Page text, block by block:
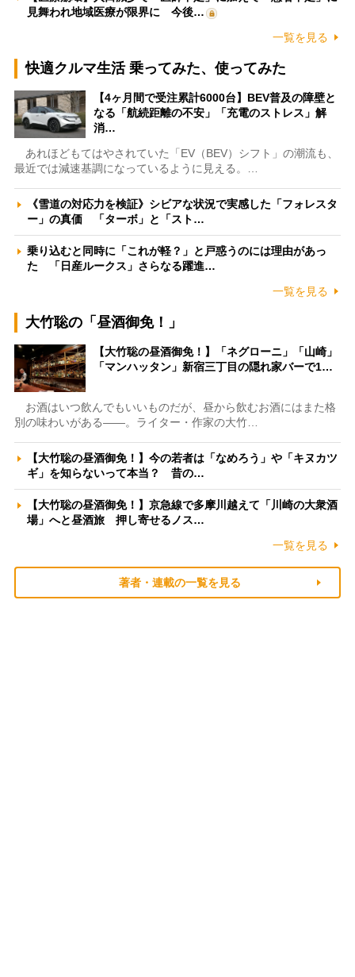
見舞われ地域医療が限界に 今後…
一覧を見る
快適クルマ生活 乗ってみた、使ってみた
【4ヶ月間で受注累計6000台】BEV普及の障壁と
なる「航続距離の不安」「充電のストレス」解
消…
あれほどもてはやされていた「EV（BEV）シフト」の潮流も、
最近では減速基調になっているように見える。…
《雪道の対応力を検証》シビアな状況で実感した「フォレスタ
ー」の真価 「ターボ」と「スト…
乗り込むと同時に「これが軽？」と戸惑うのには理由があっ
た 「日産ルークス」さらなる躍進…
一覧を見る
大竹聡の「昼酒御免！」
【大竹聡の昼酒御免！】「ネグローニ」「山崎」
「マンハッタン」新宿三丁目の隠れ家バーで1…
お酒はいつ飲んでもいいものだが、昼から飲むお酒にはまた格
別の味わいがある――。ライター・作家の大竹…
【大竹聡の昼酒御免！】今の若者は「なめろう」や「キヌカツ
ギ」を知らないって本当？ 昔の…
【大竹聡の昼酒御免！】京急線で多摩川越えて「川崎の大衆酒
場」へと昼酒旅 押し寄せるノス…
一覧を見る
著者・連載の一覧を見る